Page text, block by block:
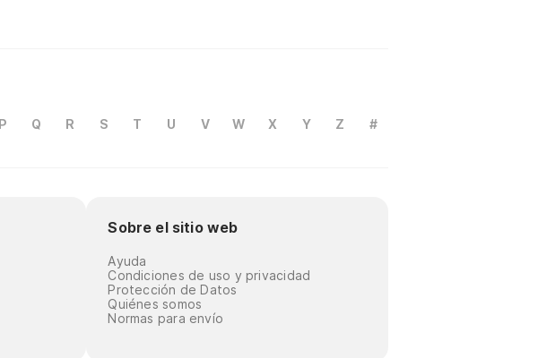
P Q R S T U V W X Y Z #
Sobre el sitio web
Ayuda
Condiciones de uso y privacidad
Protección de Datos
Quiénes somos
Normas para envío